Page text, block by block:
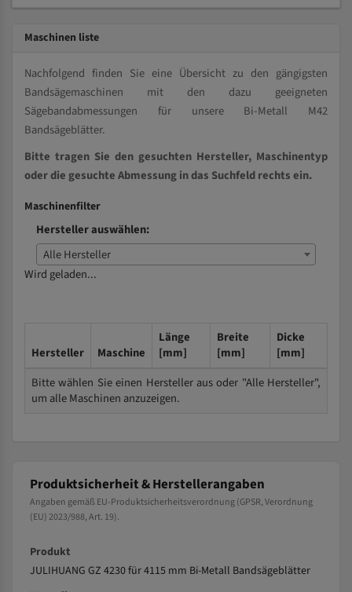
Maschinen liste
Nachfolgend finden Sie eine Übersicht zu den gängigsten
Bandsägemaschinen mit den dazu geeigneten
Sägebandabmessungen für unsere Bi-Metall M42
Bandsägeblätter.
Bitte tragen Sie den gesuchten Hersteller, Maschinentyp
oder die gesuchte Abmessung in das Suchfeld rechts ein.
Maschinenfilter
Hersteller auswählen:
Alle Hersteller
Wird geladen...
Hersteller Maschine
Länge
[mm]
Breite
[mm]
Dicke
[mm]
Bitte wählen Sie einen Hersteller aus oder "Alle Hersteller",
um alle Maschinen anzuzeigen.
Produktsicherheit & Herstellerangaben
Angaben gemäß EU-Produktsicherheitsverordnung (GPSR, Verordnung
(EU) 2023/988, Art. 19).
Produkt
JULIHUANG GZ 4230 für 4115 mm Bi-Metall Bandsägeblätter